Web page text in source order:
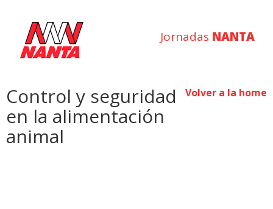
Jornadas NANTA
Volver a la home
Control y seguridad
en la alimentación
animal